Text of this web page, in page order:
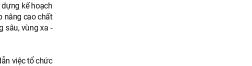
kế hoạch
nâng cao chất
sâu, vùng xa -
việc tổ chức